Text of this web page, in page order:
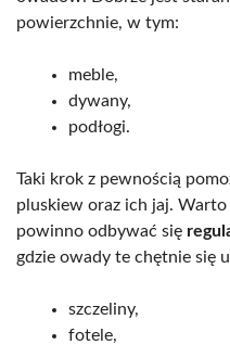
powierzchnie, w tym:
meble,
dywany,
podłogi.
Taki krok z pewnością
pluskiew oraz ich jaj.
powinno odbywać się
gdzie owady te chętnie się
szczeliny,
fotele,